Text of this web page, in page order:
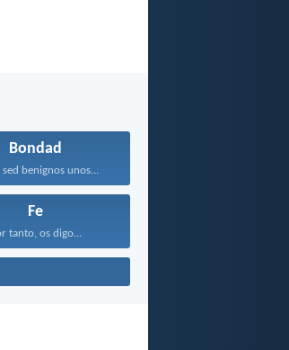
Bondad
sed benignos unos...
Fe
tanto, os digo...